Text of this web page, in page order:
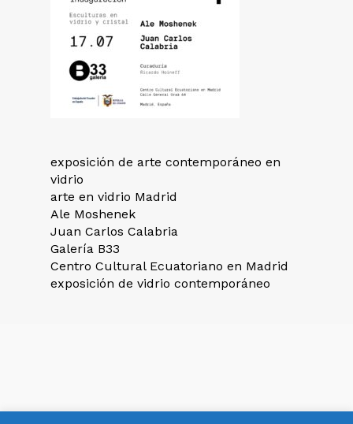
exposición de arte contemporáneo en
vidrio
arte en vidrio Madrid
Ale Moshenek
Juan Carlos Calabria
Galería B33
Centro Cultural Ecuatoriano en Madrid
exposición de vidrio contemporáneo